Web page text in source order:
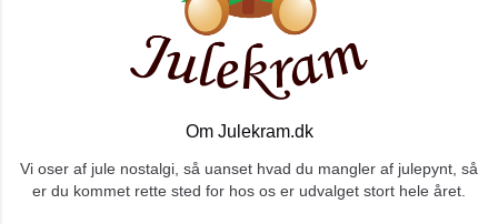
Om Julekram.dk
Vi oser af jule nostalgi, så uanset hvad du mangler af julepynt, så
er du kommet rette sted for hos os er udvalget stort hele året.